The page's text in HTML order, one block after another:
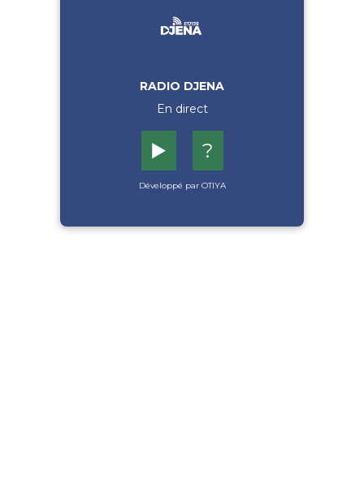
RADIO DJENA
En direct
▶️ ?
Développé par OTIYA